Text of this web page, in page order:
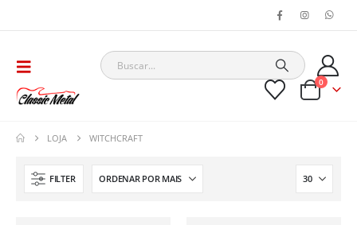
0
LOJA WITCHCRAFT
FILTER